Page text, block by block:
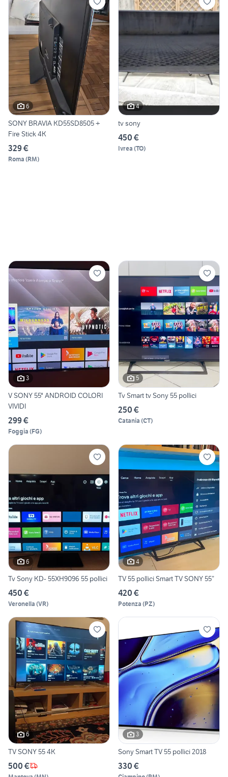
6
SONY BRAVIA KD55SD8505 +
Fire Stick 4K
329 €
Roma (RM)
4
tv sony
450 €
Ivrea (TO)
3
V SONY 55" ANDROID COLORI
VIVIDI
299 €
Foggia (FG)
5
Tv Smart tv Sony 55 pollici
250 €
Catania (CT)
6
Tv Sony KD- 55XH9096 55 pollici
450 €
Veronella (VR)
4
TV 55 pollici Smart TV SONY 55”
420 €
Potenza (PZ)
6
TV SONY 55 4K
500 €
3
Sony Smart TV 55 pollici 2018
330 €